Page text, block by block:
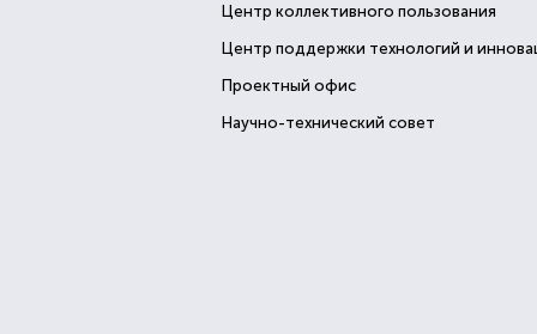
Центр коллективного пользования
Центр поддержки технологий и
Проектный офис
Научно-технический совет